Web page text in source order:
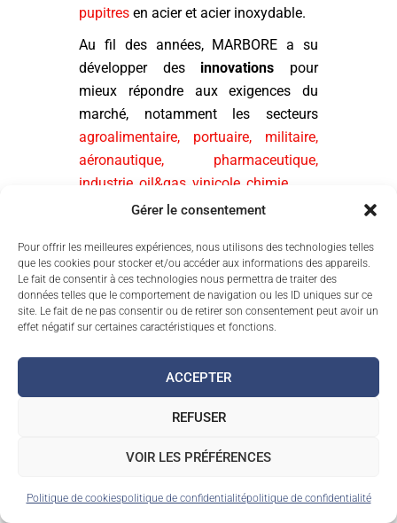
Gérer le consentement
Pour offrir les meilleures expériences, nous utilisons des technologies telles
que les cookies pour stocker et/ou accéder aux informations des appareils.
Le fait de consentir à ces technologies nous permettra de traiter des
données telles que le comportement de navigation ou les ID uniques sur ce
site. Le fait de ne pas consentir ou de retirer son consentement peut avoir un
effet négatif sur certaines caractéristiques et fonctions.
ACCEPTER
REFUSER
VOIR LES PRÉFÉRENCES
Politique de cookiespolitique de confidentialitépolitique de confidentialité
pupitres en acier et acier inoxydable.
Au fil des années, MARBORE a su
développer des innovations pour
mieux répondre aux exigences du
marché, notamment les secteurs
agroalimentaire, portuaire, militaire,
aéronautique, pharmaceutique,
industrie, oil&gas, vinicole, chimie…
DÉCLINENT EN
ÉTANCHÉITÉ IP55, IP66 ET
IP69K
Outre sa gamme standard, MARBORE
est également spécialisé dans la
personnalisation de ses enveloppes
ou autres pupitres électrique
à vos contraintes d’installation.